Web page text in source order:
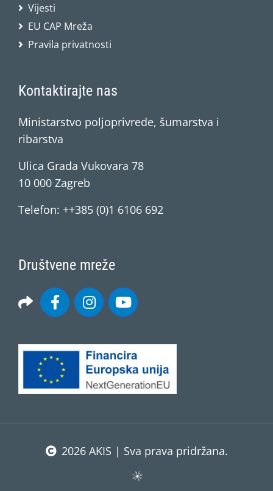
Vijesti
EU CAP Mreža
Pravila privatnosti
Kontaktirajte nas
Ministarstvo poljoprivrede, šumarstva i
ribarstva
Ulica Grada Vukovara 78
10 000 Zagreb
Telefon: ++385 (0)1 6106 692
Društvene mreže
2026 AKIS | Sva prava pridržana.